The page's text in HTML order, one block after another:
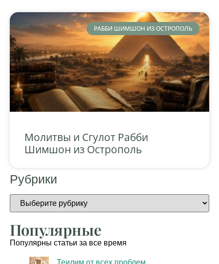
РАББИ ШИМШОН ИЗ ОСТРОПОЛЬ
Молитвы и Сгулот Рабби
Шимшон из Острополь
Рубрики
Популярные
Популярны статьи за все время